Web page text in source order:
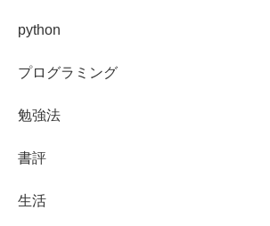
python
プログラミング
勉強法
書評
生活